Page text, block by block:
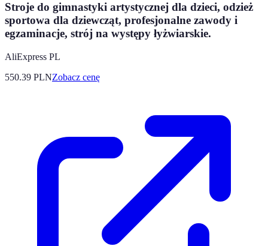
Stroje do gimnastyki artystycznej dla dzieci, odzież
sportowa dla dziewcząt, profesjonalne zawody i
egzaminacje, strój na występy łyżwiarskie.
AliExpress PL
550.39 PLNZobacz cenę